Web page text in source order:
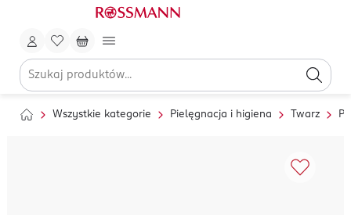
Wszystkie kategorie Pielęgnacja i higiena Twarz